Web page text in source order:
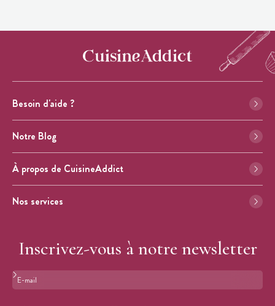
Besoin d'aide ?
Notre Blog
À propos de CuisineAddict
Nos services
Inscrivez-vous à notre newsletter
Format : adresse@email.com